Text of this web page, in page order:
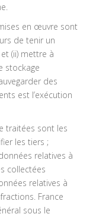
en œuvre sont
de tenir un
(ii) mettre à
stockage
des
est l’exécution
traitées sont les
les tiers ;
relatives à
collectées
relatives à
France
sous le